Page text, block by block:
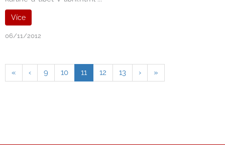
Více
06/11/2012
« ‹ 9 10 11 12 13 › »